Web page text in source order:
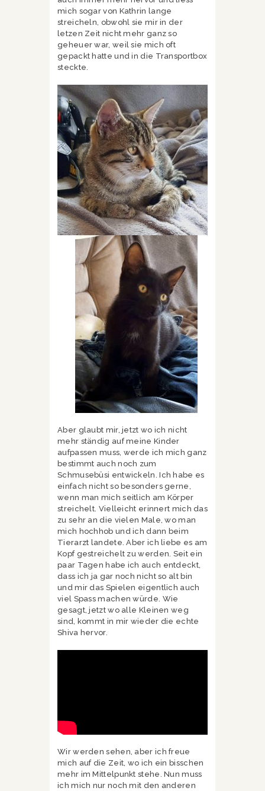
mich sogar von Kathrin lange
streicheln, obwohl sie mir in der
letzen Zeit nicht mehr ganz so
geheuer war, weil sie mich oft
gepackt hatte und in die Transportbox
steckte.
Aber glaubt mir, jetzt wo ich nicht
mehr ständig auf meine Kinder
aufpassen muss, werde ich mich ganz
bestimmt auch noch zum
Schmusebüsi entwickeln. Ich habe es
einfach nicht so besonders gerne,
wenn man mich seitlich am Körper
streichelt. Vielleicht erinnert mich das
zu sehr an die vielen Male, wo man
mich hochhob und ich dann beim
Tierarzt landete. Aber ich liebe es am
Kopf gestreichelt zu werden. Seit ein
paar Tagen habe ich auch entdeckt,
dass ich ja gar noch nicht so alt bin
und mir das Spielen eigentlich auch
viel Spass machen würde. Wie
gesagt, jetzt wo alle Kleinen weg
sind, kommt in mir wieder die echte
Shiva hervor.
Wir werden sehen, aber ich freue
mich auf die Zeit, wo ich ein bisschen
mehr im Mittelpunkt stehe. Nun muss
ich mich nur noch mit den anderen